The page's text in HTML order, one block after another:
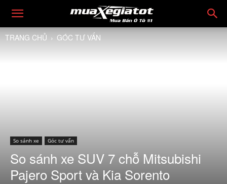
TRANG CHỦ GÓC TƯ VẤN
So sánh xe Góc tư vấn
So sánh xe SUV 7 chỗ Mitsubishi
Pajero Sport và Kia Sorento